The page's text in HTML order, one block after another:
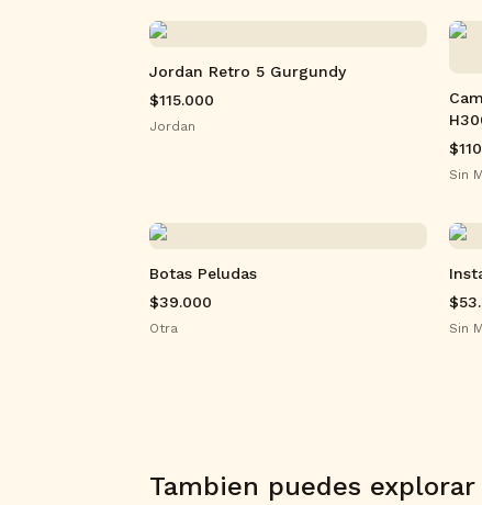
Jordan Retro 5 Gurgundy
$115.000
Jordan
Sin
Botas Peludas
$39.000
Otra Sin
Tambien puedes explorar